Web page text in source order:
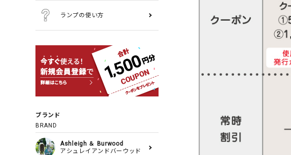
ランプの使い方
ブランド
BRAND
Ashleigh ＆ Burwood
アシュレイアンドバーウッド